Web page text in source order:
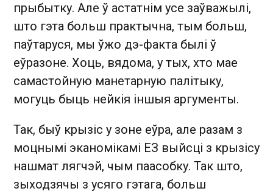
прыбытку. Але ў астатнім усе заўважылі,
што гэта больш практычна, тым больш,
паўтаруся, мы ўжо дэ-факта былі ў
еўразоне. Хоць, вядома, у тых, хто мае
самастойную манетарную палітыку,
могуць быць нейкія іншыя аргументы.
Так, быў крызіс у зоне еўра, але разам з
моцнымі эканомікамі ЕЗ выйсці з крызісу
нашмат лягчэй, чым паасобку. Так што,
зыходзячы з усяго гэтага, больш